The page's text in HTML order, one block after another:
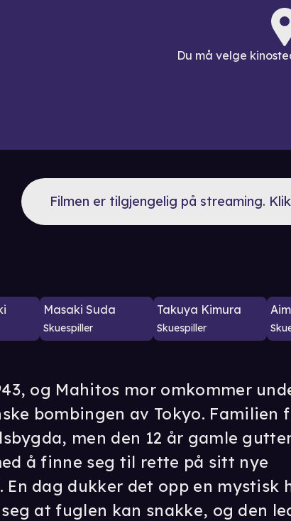
Du må velge
Filmen er tilgjengelig på streaming.
Masaki Suda
Skuespiller
Takuya Kimura
Skuespiller
og Mahitos mor omkommer
bombingen av Tokyo. Familien
men den 12 år gamle
å finne seg til rette på sitt nye
En dag dukker det opp en mystisk
at fuglen kan snakke, og den